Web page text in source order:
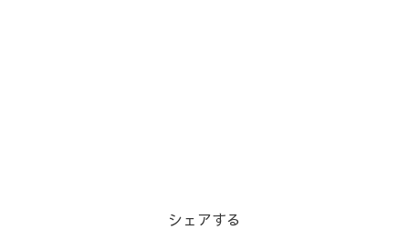
シェアする